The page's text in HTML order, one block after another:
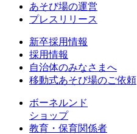
あそび場の運営
プレスリリース
新卒採用情報
採用情報
自治体のみなさまへ
移動式あそび場のご依頼
ボーネルンド
ショップ
教育・保育関係者